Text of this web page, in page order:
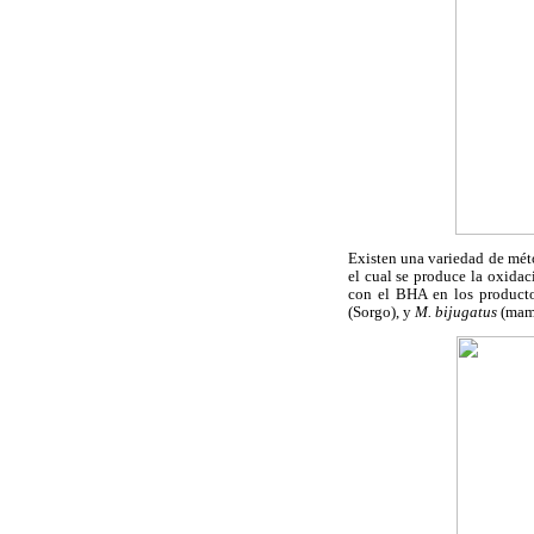
Existen una variedad de
el cual se produce la
con el BHA en los
(Sorgo), y M. bijugatus